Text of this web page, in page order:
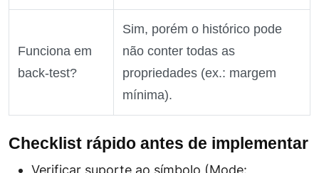
Funciona em
back‑test?
Sim, porém o histórico pode
não conter todas as
propriedades (ex.: margem
mínima).
Checklist rápido antes de implementar
Verificar suporte ao símbolo (Mode: